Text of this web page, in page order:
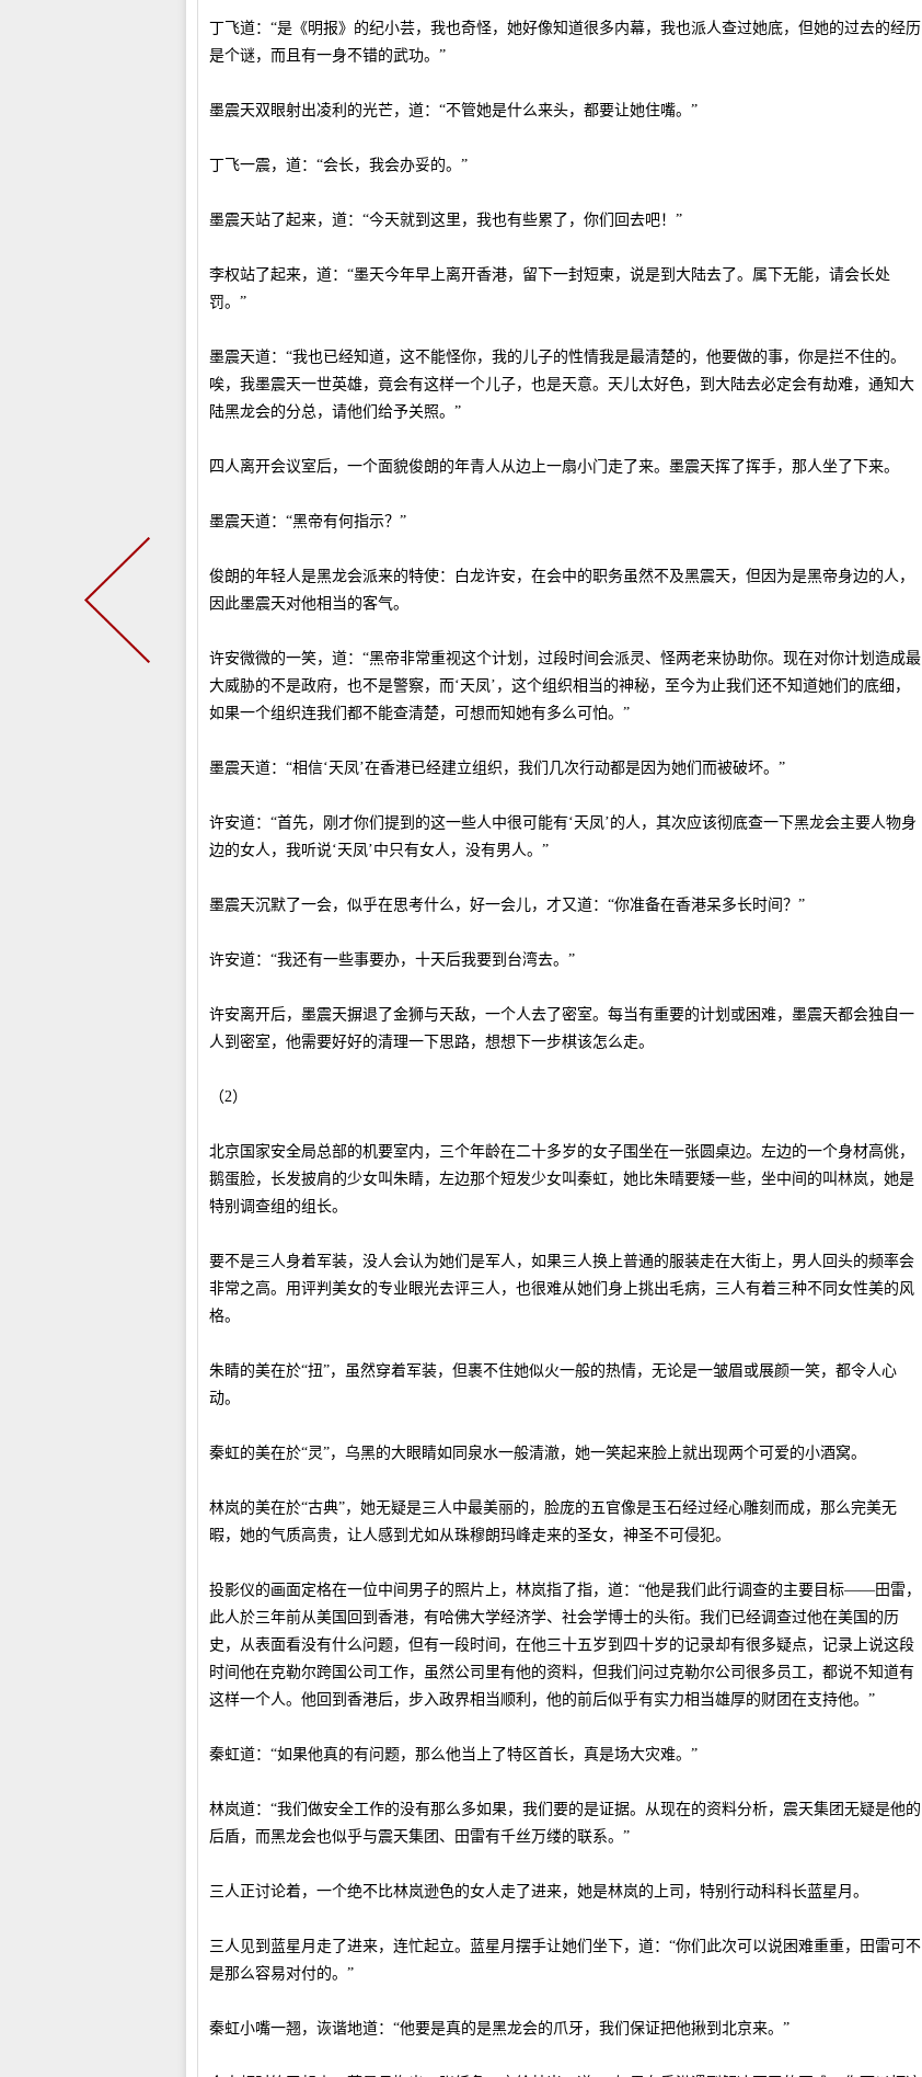
丁飞道：“是《明报》的纪小芸，我也奇怪，她好像知道很多内幕，我也派人查过她底，但她的过去的经历
是个谜，而且有一身不错的武功。”
墨震天双眼射出凌利的光芒，道：“不管她是什么来头，都要让她住嘴。”
丁飞一震，道：“会长，我会办妥的。”
墨震天站了起来，道：“今天就到这里，我也有些累了，你们回去吧！”
李权站了起来，道：“墨天今年早上离开香港，留下一封短柬，说是到大陆去了。属下无能，请会长处
罚。”
墨震天道：“我也已经知道，这不能怪你，我的儿子的性情我是最清楚的，他要做的事，你是拦不住的。
唉，我墨震天一世英雄，竟会有这样一个儿子，也是天意。天儿太好色，到大陆去必定会有劫难，通知大
陆黑龙会的分总，请他们给予关照。”
四人离开会议室后，一个面貌俊朗的年青人从边上一扇小门走了来。墨震天挥了挥手，那人坐了下来。
墨震天道：“黑帝有何指示？”
俊朗的年轻人是黑龙会派来的特使：白龙许安，在会中的职务虽然不及黑震天，但因为是黑帝身边的人，
因此墨震天对他相当的客气。
许安微微的一笑，道：“黑帝非常重视这个计划，过段时间会派灵、怪两老来协助你。现在对你计划造成最
大威胁的不是政府，也不是警察，而‘天凤’，这个组织相当的神秘，至今为止我们还不知道她们的底细，
如果一个组织连我们都不能查清楚，可想而知她有多么可怕。”
墨震天道：“相信‘天凤’在香港已经建立组织，我们几次行动都是因为她们而被破坏。”
许安道：“首先，刚才你们提到的这一些人中很可能有‘天凤’的人，其次应该彻底查一下黑龙会主要人物身
边的女人，我听说‘天凤’中只有女人，没有男人。”
墨震天沉默了一会，似乎在思考什么，好一会儿，才又道：“你准备在香港呆多长时间？”
许安道：“我还有一些事要办，十天后我要到台湾去。”
许安离开后，墨震天摒退了金狮与天敌，一个人去了密室。每当有重要的计划或困难，墨震天都会独自一
人到密室，他需要好好的清理一下思路，想想下一步棋该怎么走。
（2）
北京国家安全局总部的机要室内，三个年龄在二十多岁的女子围坐在一张圆桌边。左边的一个身材高佻，
鹅蛋脸，长发披肩的少女叫朱睛，左边那个短发少女叫秦虹，她比朱晴要矮一些，坐中间的叫林岚，她是
特别调查组的组长。
要不是三人身着军装，没人会认为她们是军人，如果三人换上普通的服装走在大街上，男人回头的频率会
非常之高。用评判美女的专业眼光去评三人，也很难从她们身上挑出毛病，三人有着三种不同女性美的风
格。
朱睛的美在於“扭”，虽然穿着军装，但裹不住她似火一般的热情，无论是一皱眉或展颜一笑，都令人心
动。
秦虹的美在於“灵”，乌黑的大眼睛如同泉水一般清澈，她一笑起来脸上就出现两个可爱的小酒窝。
林岚的美在於“古典”，她无疑是三人中最美丽的，脸庞的五官像是玉石经过经心雕刻而成，那么完美无
暇，她的气质高贵，让人感到尤如从珠穆朗玛峰走来的圣女，神圣不可侵犯。
投影仪的画面定格在一位中间男子的照片上，林岚指了指，道：“他是我们此行调查的主要目标——田雷，
此人於三年前从美国回到香港，有哈佛大学经济学、社会学博士的头衔。我们已经调查过他在美国的历
史，从表面看没有什么问题，但有一段时间，在他三十五岁到四十岁的记录却有很多疑点，记录上说这段
时间他在克勒尔跨国公司工作，虽然公司里有他的资料，但我们问过克勒尔公司很多员工，都说不知道有
这样一个人。他回到香港后，步入政界相当顺利，他的前后似乎有实力相当雄厚的财团在支持他。”
秦虹道：“如果他真的有问题，那么他当上了特区首长，真是场大灾难。”
林岚道：“我们做安全工作的没有那么多如果，我们要的是证据。从现在的资料分析，震天集团无疑是他的
后盾，而黑龙会也似乎与震天集团、田雷有千丝万缕的联系。”
三人正讨论着，一个绝不比林岚逊色的女人走了进来，她是林岚的上司，特别行动科科长蓝星月。
三人见到蓝星月走了进来，连忙起立。蓝星月摆手让她们坐下，道：“你们此次可以说困难重重，田雷可不
是那么容易对付的。”
秦虹小嘴一翘，诙谐地道：“他要是真的是黑龙会的爪牙，我们保证把他揪到北京来。”